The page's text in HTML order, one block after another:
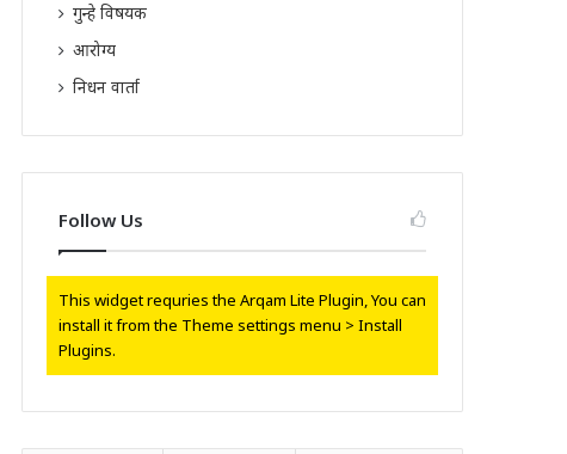
गुन्हे विषयक
आरोग्य
निधन वार्ता
Follow Us
This widget requries the Arqam Lite Plugin, You can
install it from the Theme settings menu > Install
Plugins.